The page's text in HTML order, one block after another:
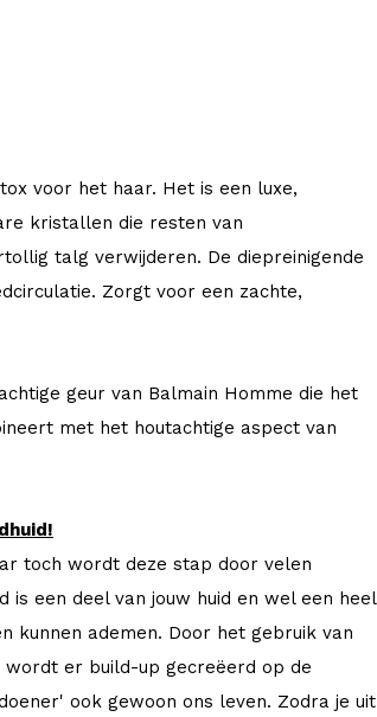
voor het haar. Het is een luxe,
kristallen die resten van
talg verwijderen. De diepreinigende
Zorgt voor een zachte,
geur van Balmain Homme die het
met het houtachtige aspect van
toch wordt deze stap door velen
is een deel van jouw huid en wel een heel
kunnen ademen. Door het gebruik van
er build-up gecreëerd op de
ook gewoon ons leven. Zodra je uit